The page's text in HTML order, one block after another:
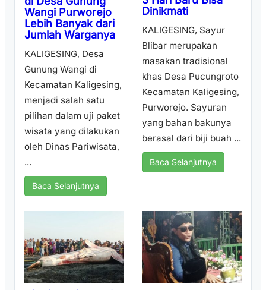
Wangi Purworejo
Lebih Banyak dari
Jumlah Warganya
KALIGESING, Desa
Gunung Wangi di
Kecamatan Kaligesing,
menjadi salah satu
pilihan dalam uji paket
wisata yang dilakukan
oleh Dinas Pariwisata,
...
Baca Selanjutnya
Dinikmati
KALIGESING, Sayur
Blibar merupakan
masakan tradisional
khas Desa Pucungroto
Kecamatan Kaligesing,
Purworejo. Sayuran
yang bahan bakunya
berasal dari biji buah ...
Baca Selanjutnya